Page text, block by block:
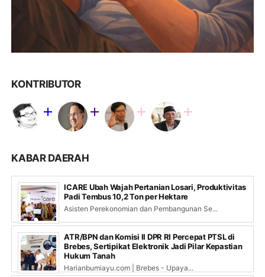
KONTRIBUTOR
KABAR DAERAH
ICARE Ubah Wajah Pertanian Losari, Produktivitas
Padi Tembus 10,2 Ton per Hektare
Asisten Perekonomian dan Pembangunan Se...
ATR/BPN dan Komisi II DPR RI Percepat PTSL di
Brebes, Sertipikat Elektronik Jadi Pilar Kepastian
Hukum Tanah
Harianbumiayu.com | Brebes - Upaya...